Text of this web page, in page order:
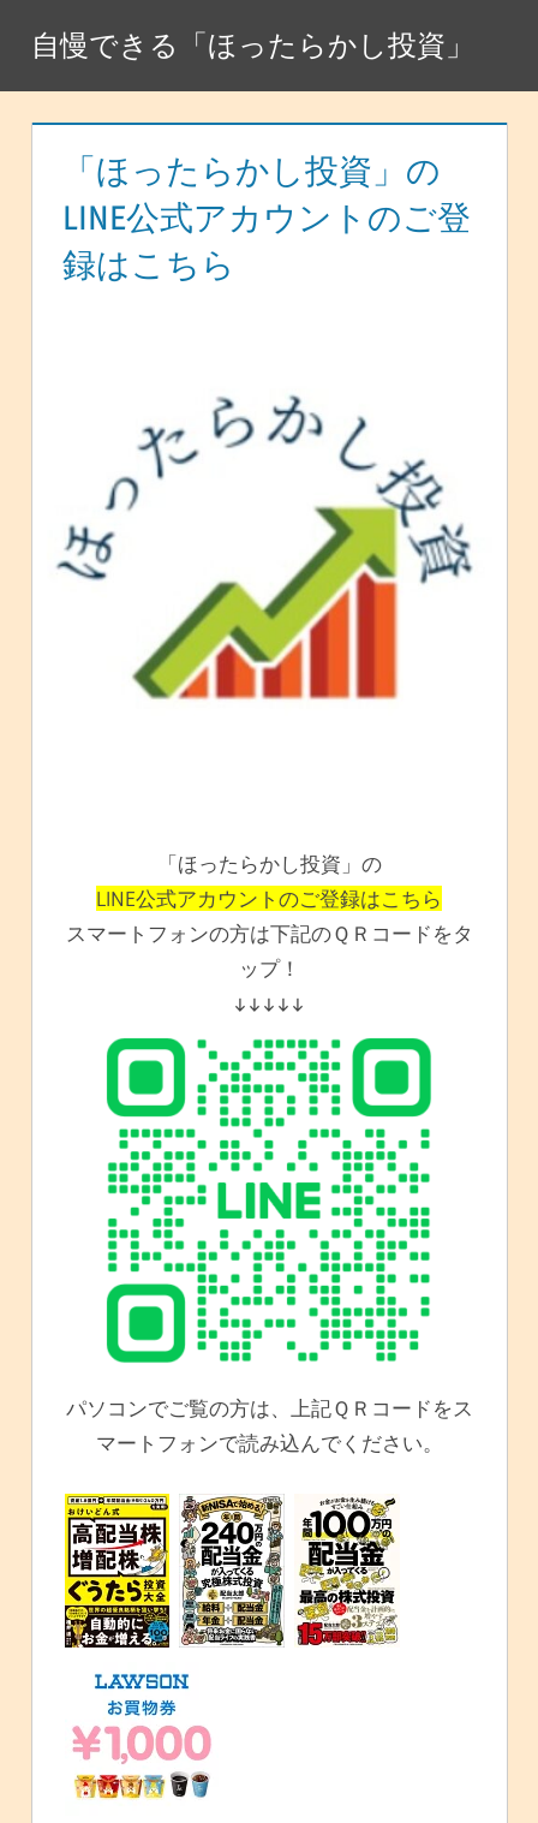
テ
自慢できる「ほったらかし投資」
「ほったらかし投資」の
LINE公式アカウントのご登
録はこちら
「ほったらかし投資」の
LINE公式アカウントのご登録はこちら
スマートフォンの方は下記のＱＲコードをタ
ップ！
↓↓↓↓↓
パソコンでご覧の方は、上記ＱＲコードをス
マートフォンで読み込んでください。